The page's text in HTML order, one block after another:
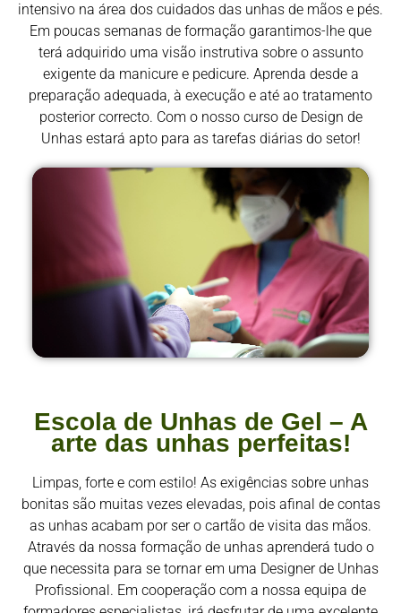
intensivo na área dos cuidados das unhas de mãos e pés.
Em poucas semanas de formação garantimos-lhe que
terá adquirido uma visão instrutiva sobre o assunto
exigente da manicure e pedicure. Aprenda desde a
preparação adequada, à execução e até ao tratamento
posterior correcto. Com o nosso curso de Design de
Unhas estará apto para as tarefas diárias do setor!
Escola de Unhas de Gel – A
arte das unhas perfeitas!
Limpas, forte e com estilo! As exigências sobre unhas
bonitas são muitas vezes elevadas, pois afinal de contas
as unhas acabam por ser o cartão de visita das mãos.
Através da nossa formação de unhas aprenderá tudo o
que necessita para se tornar em uma Designer de Unhas
Profissional. Em cooperação com a nossa equipa de